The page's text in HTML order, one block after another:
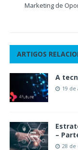
Marketing de
ARTIGOS
A
19 de
–
28 de